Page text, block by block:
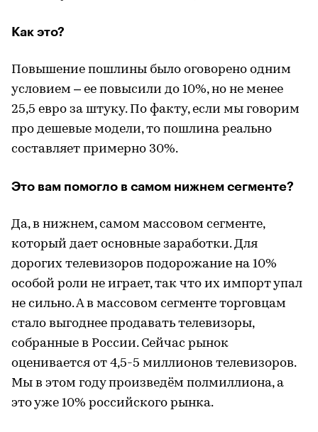
Как это?
Повышение пошлины было оговорено одним
условием – ее повысили до 10%, но не менее
25,5 евро за штуку. По факту, если мы говорим
про дешевые модели, то пошлина реально
составляет примерно 30%.
Это вам помогло в самом нижнем сегменте?
Да, в нижнем, самом массовом сегменте,
который дает основные заработки. Для
дорогих телевизоров подорожание на 10%
особой роли не играет, так что их импорт упал
не сильно. А в массовом сегменте торговцам
стало выгоднее продавать телевизоры,
собранные в России. Сейчас рынок
оценивается от 4,5-5 миллионов телевизоров.
Мы в этом году произведём полмиллиона, а
это уже 10% российского рынка.